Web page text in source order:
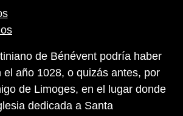
de Bénévent podría haber
el año 1028, o quizás antes, por
de Limoges, en el lugar donde
dedicada a Santa